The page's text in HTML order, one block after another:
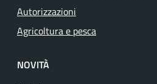
Autorizzazioni
Agricoltura e pesca
NOVITÀ